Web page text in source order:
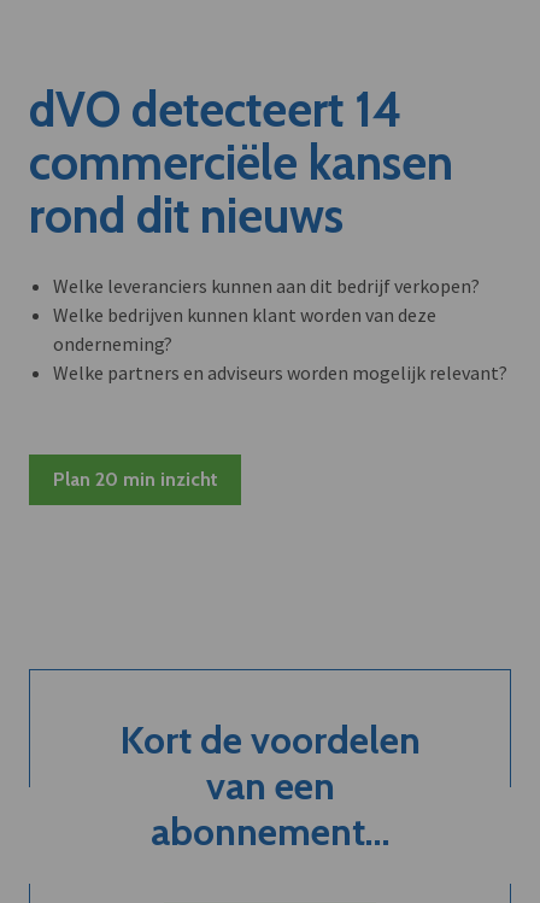
dVO detecteert 14
commerciële kansen
rond dit nieuws
Welke leveranciers kunnen aan dit bedrijf verkopen?
Welke bedrijven kunnen klant worden van deze
onderneming?
Welke partners en adviseurs worden mogelijk relevant?
Plan 20 min inzicht
Kort de voordelen
van een
abonnement...